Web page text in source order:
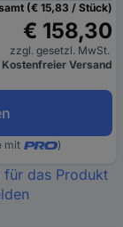
(€ 15,83 / Stück)
€ 158,30
zzgl. gesetzl. MwSt.
Kostenfreier Versand
mit )
das Produkt